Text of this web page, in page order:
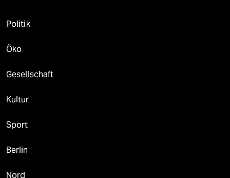
Politik
Öko
Gesellschaft
Kultur
Sport
Berlin
Nord